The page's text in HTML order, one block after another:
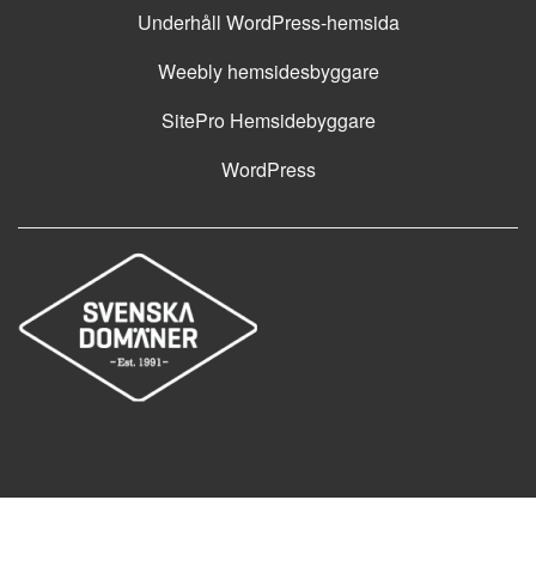
Underhåll WordPress-hemsida
Weebly hemsidesbyggare
SitePro Hemsidebyggare
WordPress